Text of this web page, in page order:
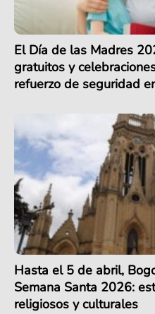
El Día de las Madres
gratuitos y
refuerzo de seguridad
Hasta el 5 de abril,
Semana Santa 2026:
religiosos y culturales